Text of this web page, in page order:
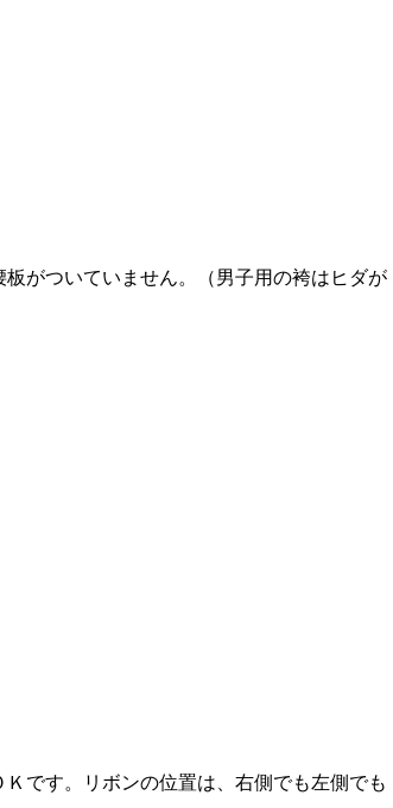
がついていません。（男子用の袴はヒダが
です。リボンの位置は、右側でも左側でも